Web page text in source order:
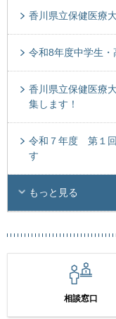
香川県立保健医療
令和8年度中学生
香川県立保健医療
集します！
令和７年度 第１回
す
もっと見る
相談窓口